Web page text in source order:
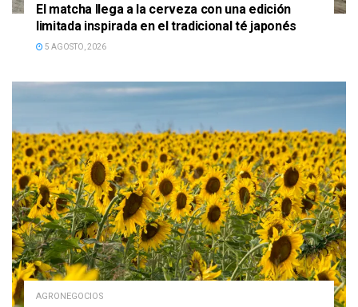
El matcha llega a la cerveza con una edición
limitada inspirada en el tradicional té japonés
5 AGOSTO, 2026
AGRONEGOCIOS